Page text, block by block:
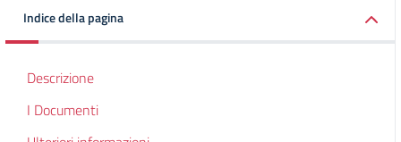
Indice della pagina
Descrizione
I Documenti